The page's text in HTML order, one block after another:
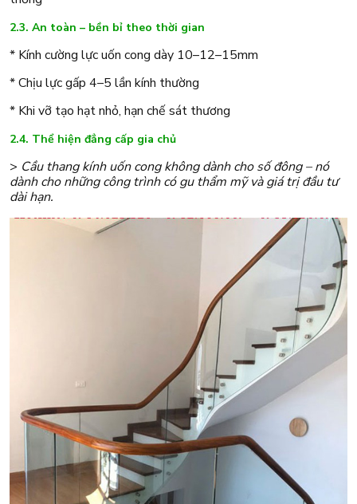
2.3. An toàn – bền bỉ theo thời gian
* Kính cường lực uốn cong dày 10–12–15mm
* Chịu lực gấp 4–5 lần kính thường
* Khi vỡ tạo hạt nhỏ, hạn chế sát thương
2.4. Thể hiện đẳng cấp gia chủ
> Cầu thang kính uốn cong không dành cho số đông – nó
dành cho những công trình có gu thẩm mỹ và giá trị đầu tư
dài hạn.